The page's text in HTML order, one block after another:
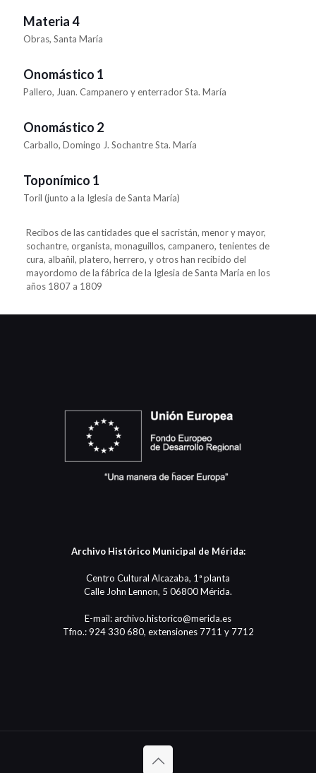
Materia 4
Obras, Santa María
Onomástico 1
Pallero, Juan. Campanero y enterrador Sta. María
Onomástico 2
Carballo, Domingo J. Sochantre Sta. María
Toponímico 1
Toril (junto a la Iglesia de Santa María)
Recibos de las cantidades que el sacristán, menor y mayor,
sochantre, organista, monaguillos, campanero, tenientes de
cura, albañil, platero, herrero, y otros han recibido del
mayordomo de la fábrica de la Iglesia de Santa María en los
años 1807 a 1809
Archivo Histórico Municipal de Mérida:
Centro Cultural Alcazaba, 1ª planta
Calle John Lennon, 5 06800 Mérida.
E-mail: archivo.historico@merida.es
Tfno.: 924 330 680, extensiones 7711 y 7712